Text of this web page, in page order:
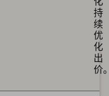
持
续
优
化
出
价